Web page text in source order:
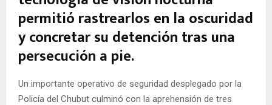
permitió rastrearlos en la oscuridad
y concretar su detención tras una
persecución a pie.
Un importante operativo de seguridad desplegado por la
Policía del Chubut culminó con la aprehensión de tres